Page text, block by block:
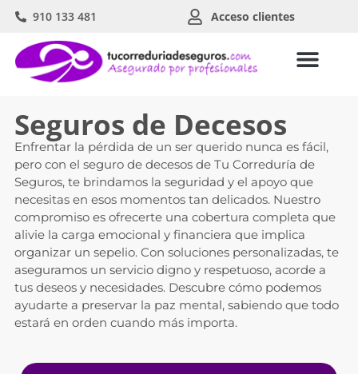
910 133 481 Acceso clientes
Seguros de Decesos
Enfrentar la pérdida de un ser querido nunca es fácil,
pero con el seguro de decesos de Tu Correduría de
Seguros, te brindamos la seguridad y el apoyo que
necesitas en esos momentos tan delicados. Nuestro
compromiso es ofrecerte una cobertura completa que
alivie la carga emocional y financiera que implica
organizar un sepelio. Con soluciones personalizadas, te
aseguramos un servicio digno y respetuoso, acorde a
tus deseos y necesidades. Descubre cómo podemos
ayudarte a preservar la paz mental, sabiendo que todo
estará en orden cuando más importa.